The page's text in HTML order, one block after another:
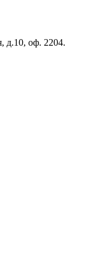
д.10, оф. 2204.